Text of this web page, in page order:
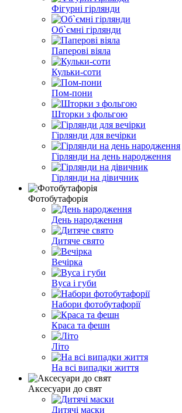
Фігурні гірлянди
Об`ємні гірлянди
Паперові віяла
Кульки-соти
Пом-пони
Шторки з фольгою
Гірлянди для вечірки
Гірлянди на день народження
Гірлянди на дівичник
Фотобутафорія
День народження
Дитяче свято
Вечірка
Вуса і губи
Набори фотобутафорії
Краса та фешн
Літо
На всі випадки життя
Аксесуари до свят
Дитячі маски